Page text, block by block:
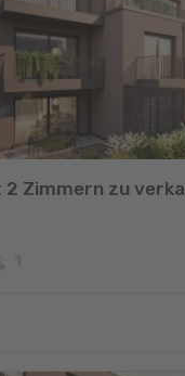
2 Zimmern zu